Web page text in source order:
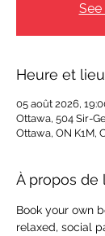
Heure et lieu
05 août 2026,
Ottawa, 504 Sir-
Ottawa, ON K1M,
À propos
Book your own
relaxed, social